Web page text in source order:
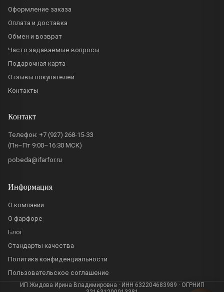
Оформление заказа
Оплата и доставка
Обмен и возврат
Часто задаваемые вопросы
Подарочная карта
Отзывы покупателей
Контакты
Контакт
Телефон: +7 (927) 268-15-33
(Пн–Пт 9:00–16:30 МСК)
pobeda@ifarfor.ru
Информация
О компании
О фарфоре
Блог
Стандарты качества
Политика конфиденциальности
Пользовательское соглашение
ИП Жидова Ирина Владимировна · ИНН 632204683989 · ОГРНИП